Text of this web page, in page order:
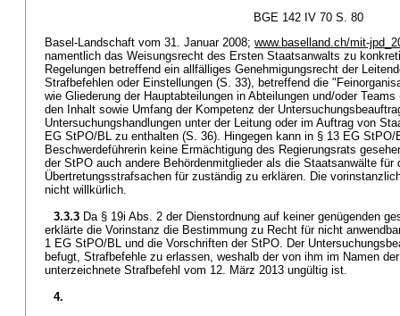
BGE 142 IV 70 S. 80
Basel-Landschaft vom 31. Januar 2008; www.baselland.ch/mit-
namentlich das Weisungsrecht des Ersten Staatsanwalts zu
Regelungen betreffend ein allfälliges Genehmigungsrecht der
Strafbefehlen oder Einstellungen (S. 33), betreffend die
wie Gliederung der Hauptabteilungen in Abteilungen und/oder
den Inhalt sowie Umfang der Kompetenz der
Untersuchungshandlungen unter der Leitung oder im Auftrag von
EG StPO/BL zu enthalten (S. 36). Hingegen kann in § 13 EG StPO/
Beschwerdeführerin keine Ermächtigung des Regierungsrats
der StPO auch andere Behördenmitglieder als die Staatsanwälte
Übertretungsstrafsachen für zuständig zu erklären. Die
nicht willkürlich.
3.3.3 Da § 19i Abs. 2 der Dienstordnung auf keiner genügenden
erklärte die Vorinstanz die Bestimmung zu Recht für nicht
1 EG StPO/BL und die Vorschriften der StPO. Der
befugt, Strafbefehle zu erlassen, weshalb der von ihm im Namen
unterzeichnete Strafbefehl vom 12. März 2013 ungültig ist.
4.